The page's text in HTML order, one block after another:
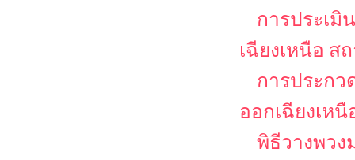
การประเ
เฉียงเหนือ ส
การประก
ออกเฉียงเห
พิธีวางพวง